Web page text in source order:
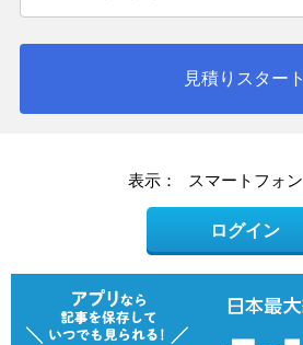
見積りスタート
表示： スマートフォン
ログイン